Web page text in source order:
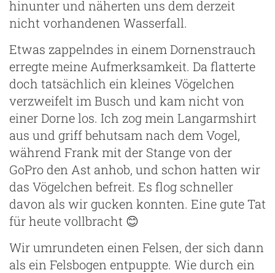
hinunter und näherten uns dem derzeit
nicht vorhandenen Wasserfall.
Etwas zappelndes in einem Dornenstrauch
erregte meine Aufmerksamkeit. Da flatterte
doch tatsächlich ein kleines Vögelchen
verzweifelt im Busch und kam nicht von
einer Dorne los. Ich zog mein Langarmshirt
aus und griff behutsam nach dem Vogel,
während Frank mit der Stange von der
GoPro den Ast anhob, und schon hatten wir
das Vögelchen befreit. Es flog schneller
davon als wir gucken konnten. Eine gute Tat
für heute vollbracht 😊
Wir umrundeten einen Felsen, der sich dann
als ein Felsbogen entpuppte. Wie durch ein